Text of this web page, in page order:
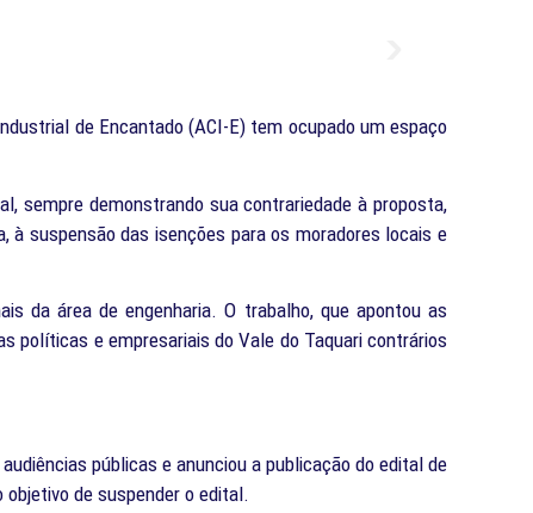
de Encantado (ACI-E) tem ocupado um espaço
sempre demonstrando sua contrariedade à proposta,
à suspensão das isenções para os moradores locais e
da área de engenharia. O trabalho, que apontou as
políticas e empresariais do Vale do Taquari contrários
públicas e anunciou a publicação do edital de
de suspender o edital.